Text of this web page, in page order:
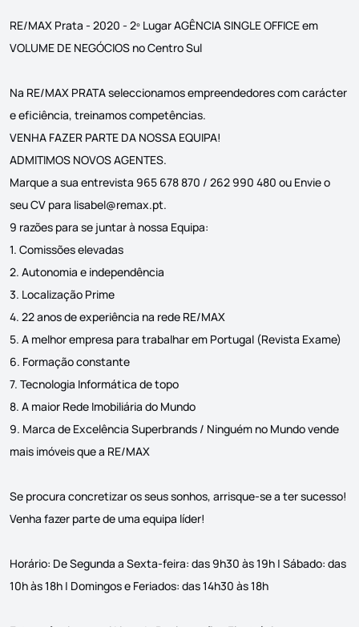
RE/MAX Prata - 2020 - 2º Lugar AGÊNCIA SINGLE OFFICE em
VOLUME DE NEGÓCIOS no Centro Sul
Na RE/MAX PRATA seleccionamos empreendedores com carácter
e eficiência, treinamos competências.
VENHA FAZER PARTE DA NOSSA EQUIPA!
ADMITIMOS NOVOS AGENTES.
Marque a sua entrevista 965 678 870 / 262 990 480 ou Envie o
seu CV para lisabel@remax.pt.
9 razões para se juntar à nossa Equipa:
1. Comissões elevadas
2. Autonomia e independência
3. Localização Prime
4. 22 anos de experiência na rede RE/MAX
5. A melhor empresa para trabalhar em Portugal (Revista Exame)
6. Formação constante
7. Tecnologia Informática de topo
8. A maior Rede Imobiliária do Mundo
9. Marca de Excelência Superbrands / Ninguém no Mundo vende
mais imóveis que a RE/MAX
Se procura concretizar os seus sonhos, arrisque-se a ter sucesso!
Venha fazer parte de uma equipa líder!
Horário: De Segunda a Sexta-feira: das 9h30 às 19h | Sábado: das
10h às 18h | Domingos e Feriados: das 14h30 às 18h